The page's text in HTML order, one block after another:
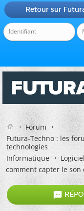
Retour sur
Forum
Futura-Techno : les
technologies
Informatique
comment capter le son
